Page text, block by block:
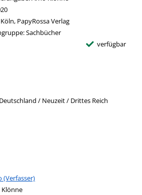
Köln, PapyRossa Verlag
Sachbücher
verfügbar
/ Neuzeit / Drittes Reich
Verfasser
(Verfasser)